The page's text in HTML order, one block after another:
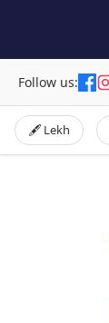
content
Follow us:
🖋️ Lekh